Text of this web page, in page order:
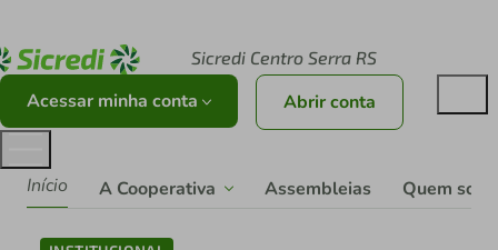
Sicredi Centro Serra RS
Acessar minha conta Abrir conta
Início A Cooperativa Assembleias Quem